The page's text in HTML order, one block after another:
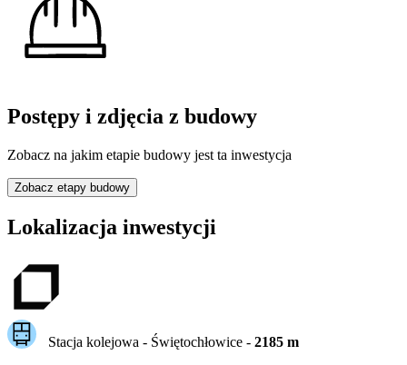
Postępy i zdjęcia z budowy
Zobacz na jakim etapie budowy jest ta inwestycja
Zobacz etapy budowy
Lokalizacja inwestycji
Stacja kolejowa - Świętochłowice- 2185m